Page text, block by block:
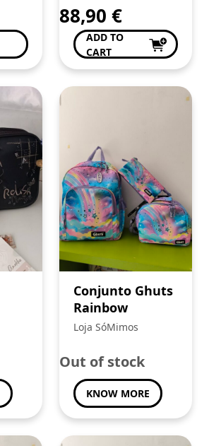
88,90 €
ADD TO
CART
Conjunto Ghuts
Rainbow
Loja SóMimos
Out of stock
KNOW MORE